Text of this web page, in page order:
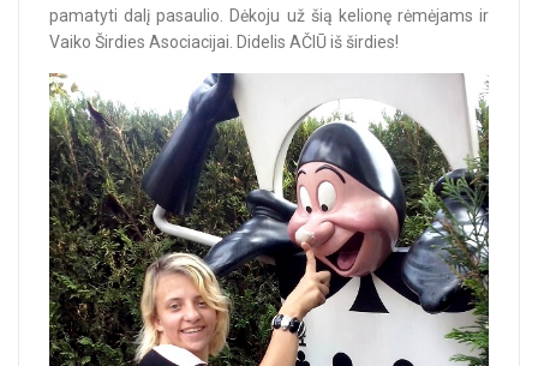
pamatyti dalį pasaulio. Dėkoju už šią kelionę rėmėjams ir
Vaiko Širdies Asociacijai. Didelis AČIŪ iš širdies!